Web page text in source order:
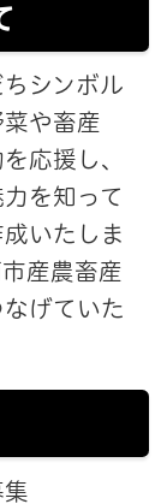
シンボル
や畜産
応援し、
を知って
いたしま
産農畜産
げていた